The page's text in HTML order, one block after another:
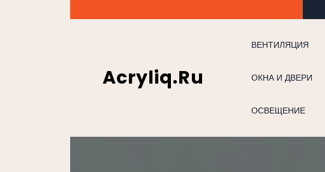
к
Acryliq.ru
ВЕНТИЛЯЦИЯ
ОКНА И ДВЕРИ
ОСВЕЩЕНИЕ